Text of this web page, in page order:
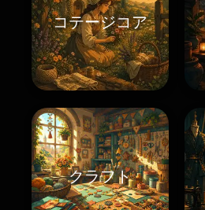
コテージコア
クラフト